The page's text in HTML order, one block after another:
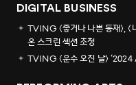
DIGITAL BUSINESS
TVING <좋거나 나쁜 동재>, <
온 스크린 섹션 초청
TVING <운수 오진 날> ‘2024